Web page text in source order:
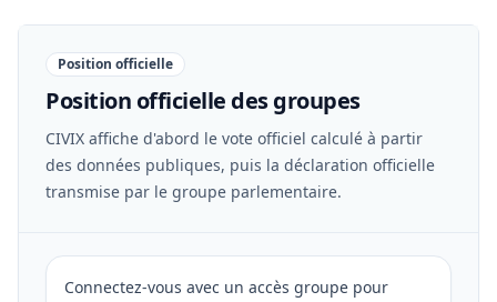
Position officielle
Position officielle des groupes
CIVIX affiche d'abord le vote officiel calculé à partir
des données publiques, puis la déclaration officielle
transmise par le groupe parlementaire.
Connectez-vous avec un accès groupe pour